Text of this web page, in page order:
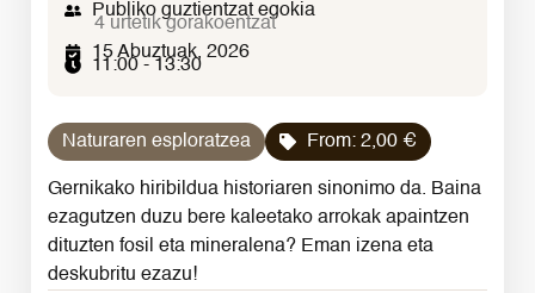
Publiko guztientzat egokia
4 urtetik gorakoentzat
15 Abuztuak, 2026
11:00 - 13:30
Naturaren esploratzea From: 2,00 €
Gernikako hiribildua historiaren sinonimo da. Baina
ezagutzen duzu bere kaleetako arrokak apaintzen
dituzten fosil eta mineralena? Eman izena eta
deskubritu ezazu!